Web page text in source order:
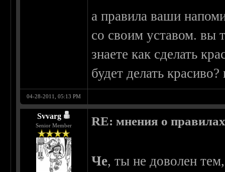
а правила ваши
со своим уставом. вы
знаете как сделать
будет делать
04-28-2011, 05:13 PM
Svvarg
Senior Member RE: мнения о
Че, ты не доволен